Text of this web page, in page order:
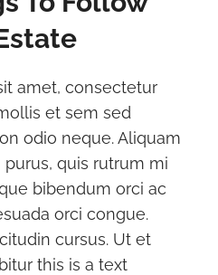
amet, consectetur
et sem sed
odio neque. Aliquam
quis rutrum mi
bibendum orci ac
orci congue.
cursus. Ut et
this is a text